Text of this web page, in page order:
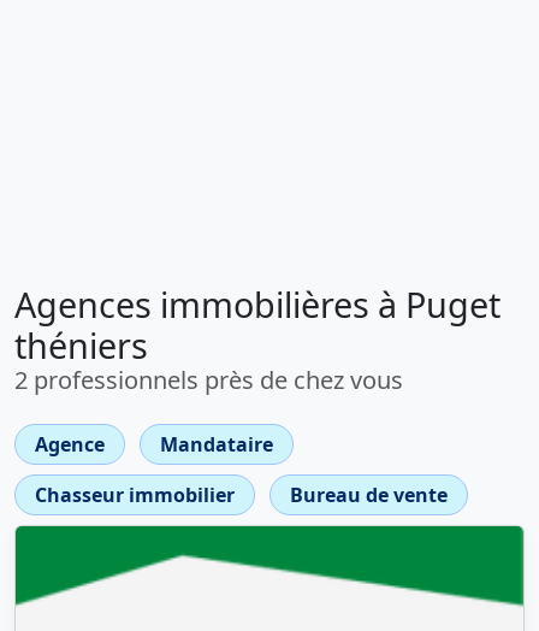
Agences immobilières à Puget
théniers
2 professionnels près de chez vous
Agence
Mandataire
Chasseur immobilier
Bureau de vente